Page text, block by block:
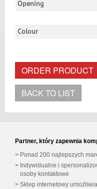
Opening
Colour
ORDER PRODUCT
BACK TO LIST
Partner, który zapewnia
Ponad 200 najlepszych
Indywidualne i
osoby kontaktowe
Sklep internetowy